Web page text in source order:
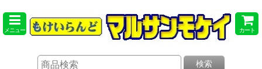
メニュー カート
検索